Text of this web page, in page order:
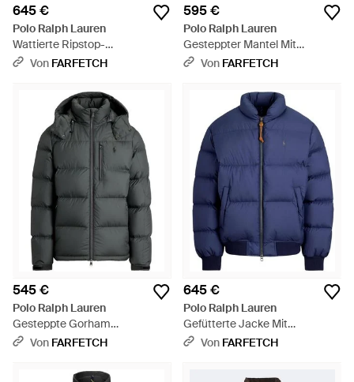
645 €
Polo Ralph Lauren
Wattierte Ripstop-
Bomberjacke - Grün
Von FARFETCH
595 €
Polo Ralph Lauren
Gesteppter Mantel Mit
Cordkragen - Blau
Von FARFETCH
545 €
Polo Ralph Lauren
Gesteppte Gorham
Daunenjacke - Schwarz
Von FARFETCH
645 €
Polo Ralph Lauren
Gefütterte Jacke Mit
Reißverschluss - Blau
Von FARFETCH